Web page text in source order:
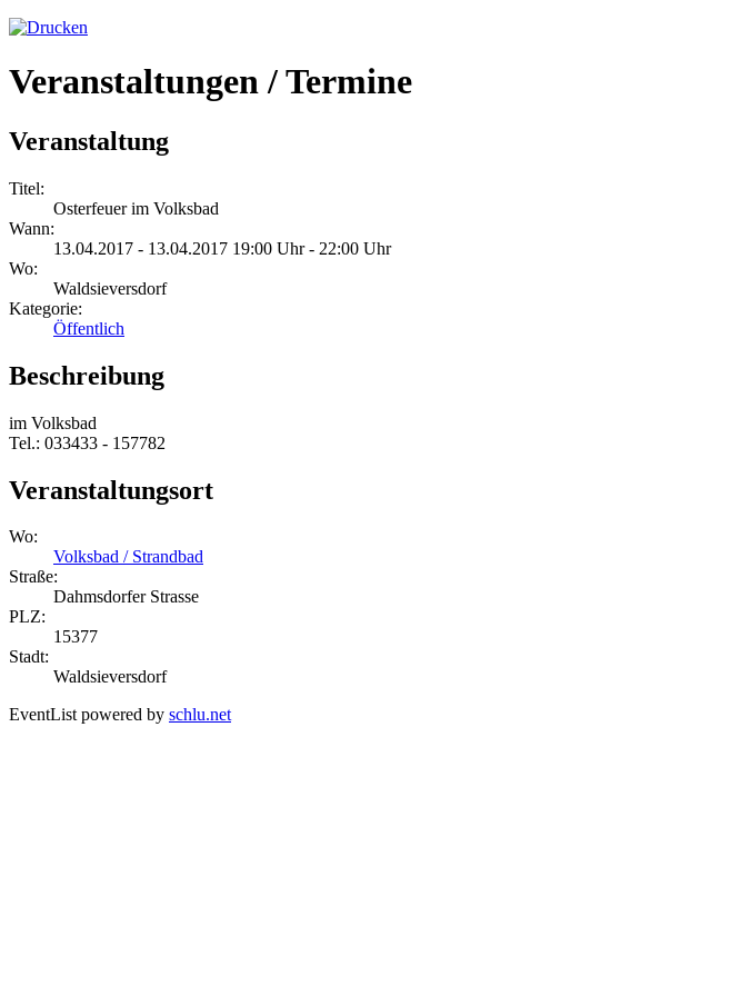
Veranstaltungen / Termine
Veranstaltung
Titel:
Osterfeuer im Volksbad
Wann:
13.04.2017 - 13.04.2017 19:00 Uhr - 22:00 Uhr
Wo:
Waldsieversdorf
Kategorie:
Öffentlich
Beschreibung
im Volksbad
Tel.: 033433 - 157782
Veranstaltungsort
Wo:
Volksbad / Strandbad
Straße:
Dahmsdorfer Strasse
PLZ:
15377
Stadt:
Waldsieversdorf
EventList powered by schlu.net